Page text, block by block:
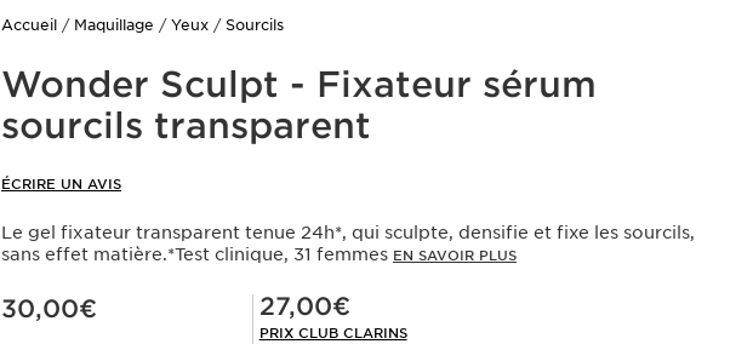
Accueil Maquillage Yeux Sourcils
Wonder Sculpt - Fixateur sérum
sourcils transparent
ÉCRIRE UN AVIS
Le gel fixateur transparent tenue 24h*, qui sculpte, densifie et fixe les sourcils,
sans effet matière.*Test clinique, 31 femmes EN SAVOIR PLUS
Nouveau prix 30,00€
30,00€ Prix Club Clarins 27,00€
27,00€
PRIX CLUB CLARINS